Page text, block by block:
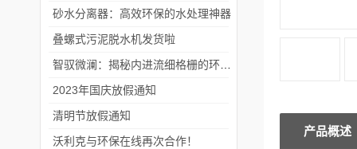
产品概述
砂水分离器：高效环保的水处理神器
叠螺式污泥脱水机发货啦
2023年国庆放假通知
清明节放假通知
沃利克与环保在线再次合作！